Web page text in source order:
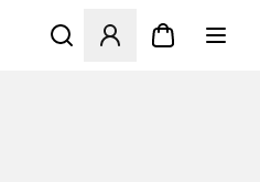
Åbner en Modal til at